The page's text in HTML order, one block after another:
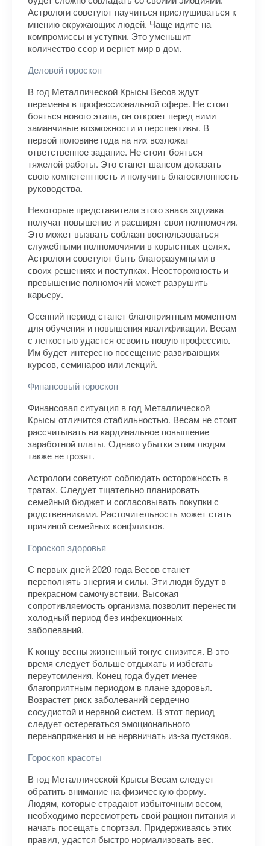
Астрологи советуют научиться прислушиваться к
мнению окружающих людей. Чаще идите на
компромиссы и уступки. Это уменьшит
количество ссор и вернет мир в дом.
Деловой гороскоп
В год Металлической Крысы Весов ждут
перемены в профессиональной сфере. Не стоит
бояться нового этапа, он откроет перед ними
заманчивые возможности и перспективы. В
первой половине года на них возложат
ответственное задание. Не стоит бояться
тяжелой работы. Это станет шансом доказать
свою компетентность и получить благосклонность
руководства.
Некоторые представители этого знака зодиака
получат повышение и расширят свои полномочия.
Это может вызвать соблазн воспользоваться
служебными полномочиями в корыстных целях.
Астрологи советуют быть благоразумными в
своих решениях и поступках. Неосторожность и
превышение полномочий может разрушить
карьеру.
Осенний период станет благоприятным моментом
для обучения и повышения квалификации. Весам
с легкостью удастся освоить новую профессию.
Им будет интересно посещение развивающих
курсов, семинаров или лекций.
Финансовый гороскоп
Финансовая ситуация в год Металлической
Крысы отличится стабильностью. Весам не стоит
рассчитывать на кардинальное повышение
заработной платы. Однако убытки этим людям
также не грозят.
Астрологи советуют соблюдать осторожность в
тратах. Следует тщательно планировать
семейный бюджет и согласовывать покупки с
родственниками. Расточительность может стать
причиной семейных конфликтов.
Гороскоп здоровья
С первых дней 2020 года Весов станет
переполнять энергия и силы. Эти люди будут в
прекрасном самочувствии. Высокая
сопротивляемость организма позволит перенести
холодный период без инфекционных
заболеваний.
К концу весны жизненный тонус снизится. В это
время следует больше отдыхать и избегать
переутомления. Конец года будет менее
благоприятным периодом в плане здоровья.
Возрастет риск заболеваний сердечно
сосудистой и нервной систем. В этот период
следует остерегаться эмоционального
перенапряжения и не нервничать из-за пустяков.
Гороскоп красоты
В год Металлической Крысы Весам следует
обратить внимание на физическую форму.
Людям, которые страдают избыточным весом,
необходимо пересмотреть свой рацион питания и
начать посещать спортзал. Придерживаясь этих
правил, удастся быстро нормализовать вес.